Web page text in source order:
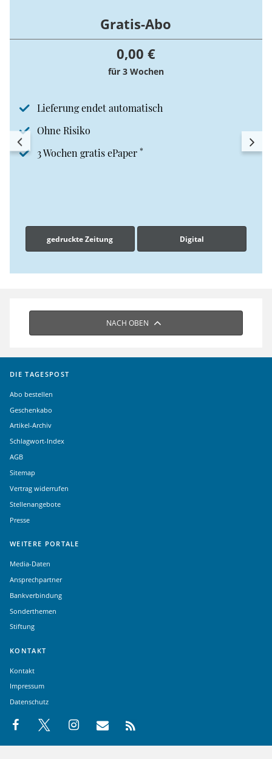
Gratis-Abo
0,00 €
für 3 Wochen
Lieferung endet automatisch
Ohne Risiko
3 Wochen gratis ePaper *
gedruckte Zeitung Digital
NACH OBEN
DIE TAGESPOST
Abo bestellen
Geschenkabo
Artikel-Archiv
Schlagwort-Index
AGB
Sitemap
Vertrag widerrufen
Stellenangebote
Presse
WEITERE PORTALE
Media-Daten
Ansprechpartner
Bankverbindung
Sonderthemen
Stiftung
KONTAKT
Kontakt
Impressum
Datenschutz